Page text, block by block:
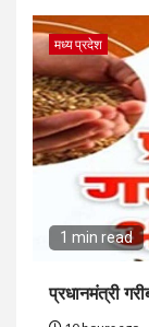
मध्य प्रदेश
1 min read
प्रधानमंत्री